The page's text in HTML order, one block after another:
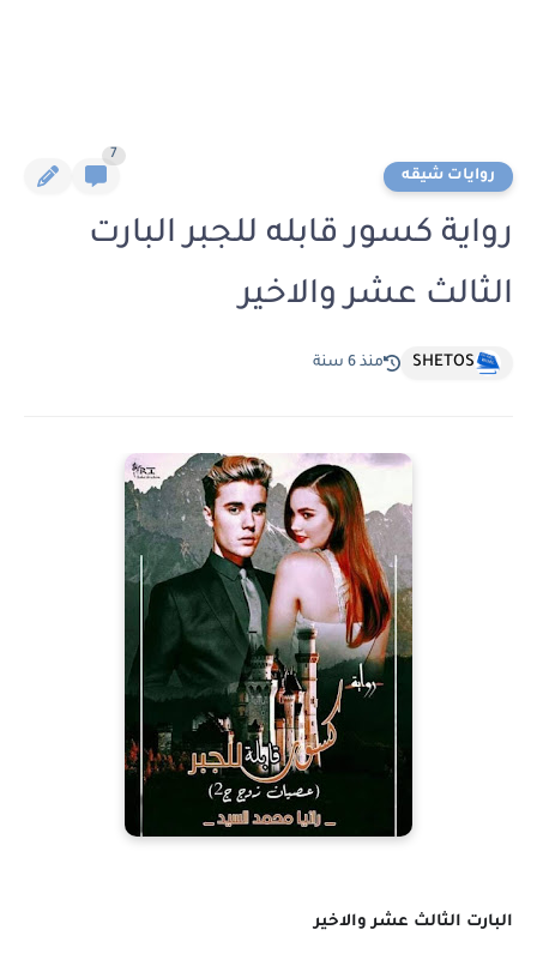
روايات شيقه
7
رواية كسور قابله للجبر البارت
الثالث عشر والاخير
SHETOS منذ 6 سنة
البارت الثالث عشر والاخير